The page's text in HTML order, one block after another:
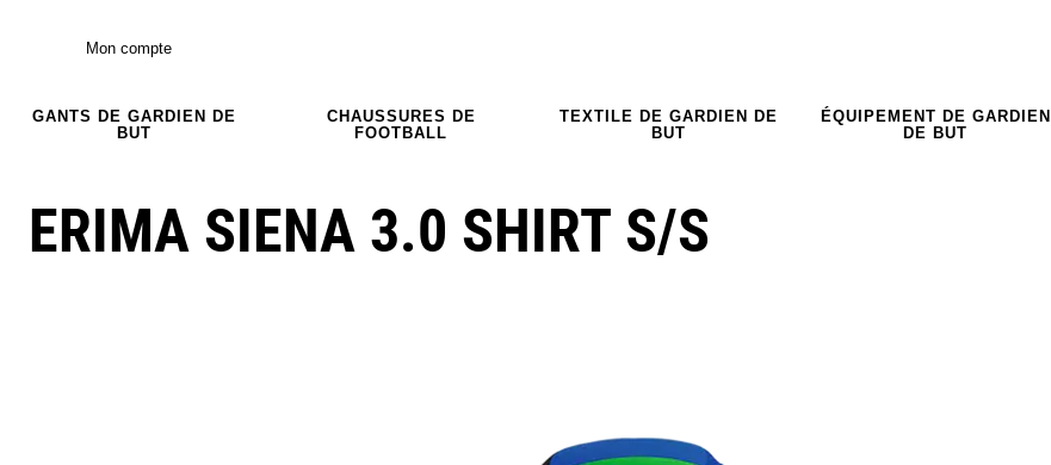
Mon compte
GANTS DE GARDIEN DE
BUT
CHAUSSURES DE
FOOTBALL
TEXTILE DE GARDIEN DE
BUT
ÉQUIPEMENT DE GARDIEN
DE BUT
ERIMA SIENA 3.0 SHIRT S/S